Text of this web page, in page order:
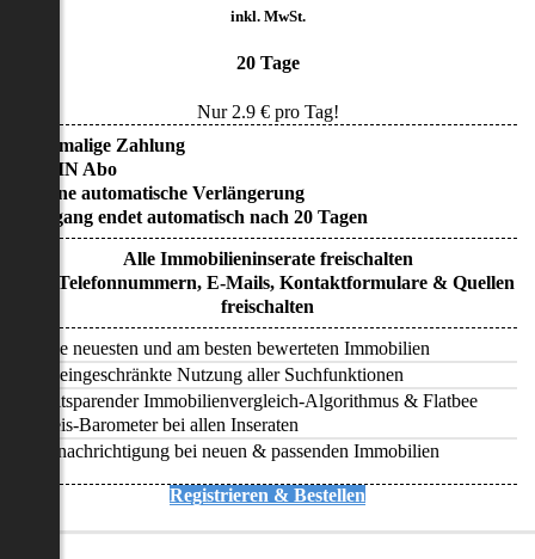
inkl. MwSt.
20 Tage
Nur 2.9€ pro Tag!
• Einmalige Zahlung
• KEIN Abo
• Keine automatische Verlängerung
• Zugang endet automatisch nach 20 Tagen
Alle Immobilieninserate freischalten
Alle Telefonnummern, E-Mails, Kontaktformulare & Quellen
freischalten
Alle neuesten und am besten bewerteten Immobilien
Uneingeschränkte Nutzung aller Suchfunktionen
Zeitsparender Immobilienvergleich-Algorithmus & Flatbee
Preis-Barometer bei allen Inseraten
Benachrichtigung bei neuen & passenden Immobilien
Registrieren & Bestellen